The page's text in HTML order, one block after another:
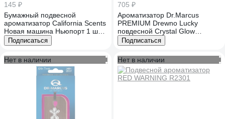
145 ₽
Бумажный подвесной
ароматизатор California Scents
Новая машина Ньюпорт 1 шт
E301639700
Подписаться
705 ₽
Ароматизатор Dr.Marcus
PREMIUM Drewno Lucky
повдесной Crystal Glow
X331442246
Подписаться
Нет в наличии Нет в наличии